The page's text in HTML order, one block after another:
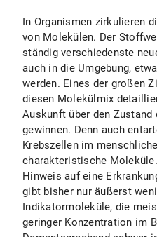
In Organismen zirkulieren
von Molekülen. Der
ständig verschiedenste
auch in die Umgebung,
werden. Eines der großen
diesen Molekülmix
Auskunft über den Zustand
gewinnen. Denn auch
Krebszellen im
charakteristische
Hinweis auf eine
gibt bisher nur äußerst
Indikatormoleküle, die
geringer Konzentration im